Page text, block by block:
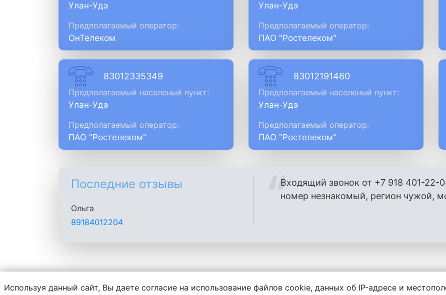
Улан-Удэ
Предполагаемый оператор:
ОнТелеком
Улан-Удэ
Предполагаемый оператор:
ПАО "Ростелеком"
83012335349
Предполагаемый населеный пункт:
Улан-Удэ
Предполагаемый оператор:
ПАО "Ростелеком"
83012191460
Предполагаемый населеный пункт:
Улан-Удэ
Предполагаемый оператор:
ПАО "Ростелеком"
Последние отзывы
Ольга
89184012204
Входящий звонок от +7 918 401-
номер незнакомый, регион чужой,
Администрация сайта не несет ответственности за содержание комментариев, любой другой
Используя данный сайт, Вы даете согласие на использование файлов cookie, данных об IP-адресе и